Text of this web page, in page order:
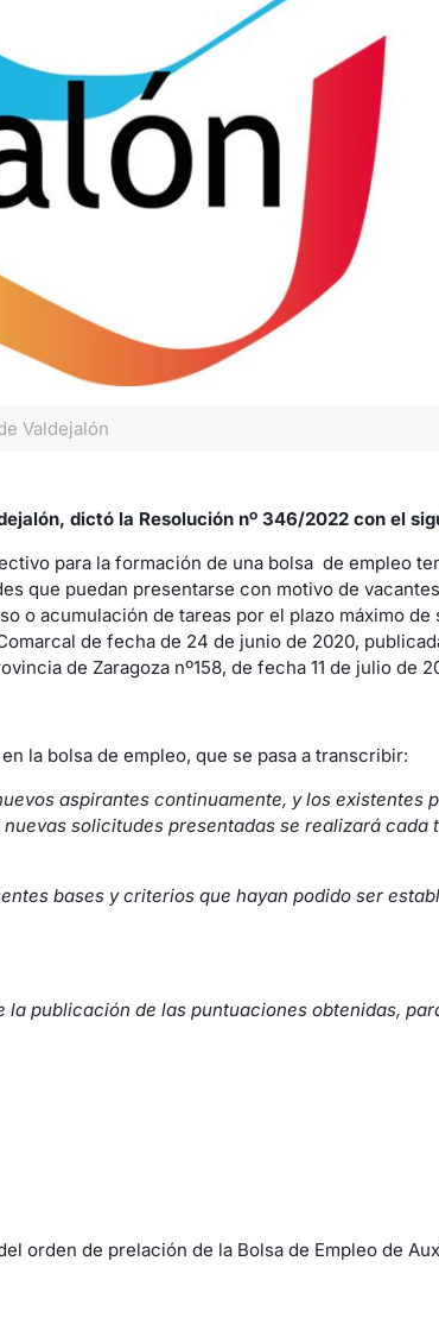
Valdejalón
dictó la Resolución nº 346/2022con el
para la formación de una bolsa de empleo
que puedan presentarse con motivo de
o acumulación de tareas por el plazo máximo
de fecha de 24 de junio de 2020,
de Zaragoza nº158, de fecha 11 de julio de
la bolsa de empleo, que se pasa a transcribir:
aspirantes continuamente, y los existentes
solicitudes presentadas se realizará cada
bases y criterios que hayan podido ser
publicación de las puntuaciones obtenidas,
orden de prelación de la Bolsa de Empleo de